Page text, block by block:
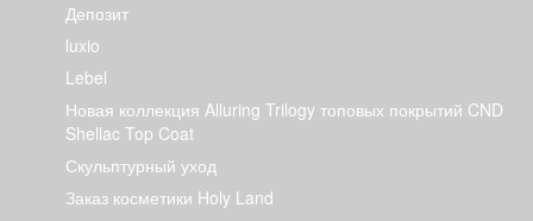
Депозит
luxio
Lebel
Новая коллекция Alluring Trilogy топовых покрытий CND
Shellac Top Coat
Скульптурный уход
Заказ косметики Holy Land